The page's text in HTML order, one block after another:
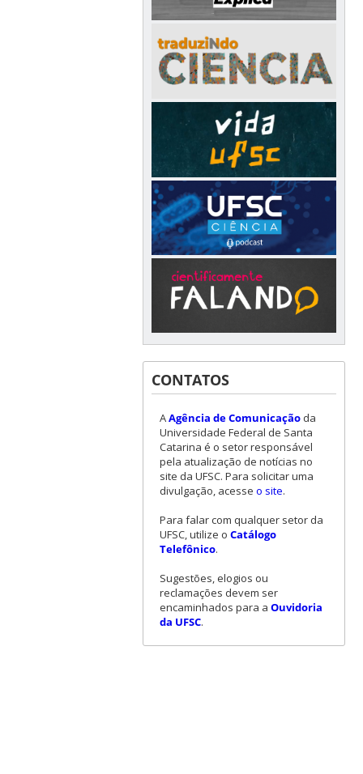
CONTATOS
AAgência de Comunicaçãoda
Universidade Federal de Santa
Catarina é o setor responsável
pela atualização de notícias no
site da UFSC. Para solicitar uma
divulgação, acesse o site.
Para falar com qualquer setor da
UFSC, utilize o Catálogo
Telefônico.
Sugestões, elogios ou
reclamações devem ser
encaminhados para a Ouvidoria
da UFSC.